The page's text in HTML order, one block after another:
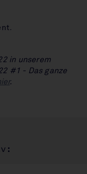
in unserem
#1 - Das ganze
.